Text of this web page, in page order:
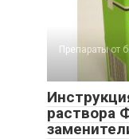
Препараты от
раствора